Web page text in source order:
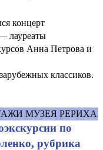
концерт
лауреаты
Анна Петрова и
классиков.
МУЗЕЯ РЕРИХА
по
рубрика